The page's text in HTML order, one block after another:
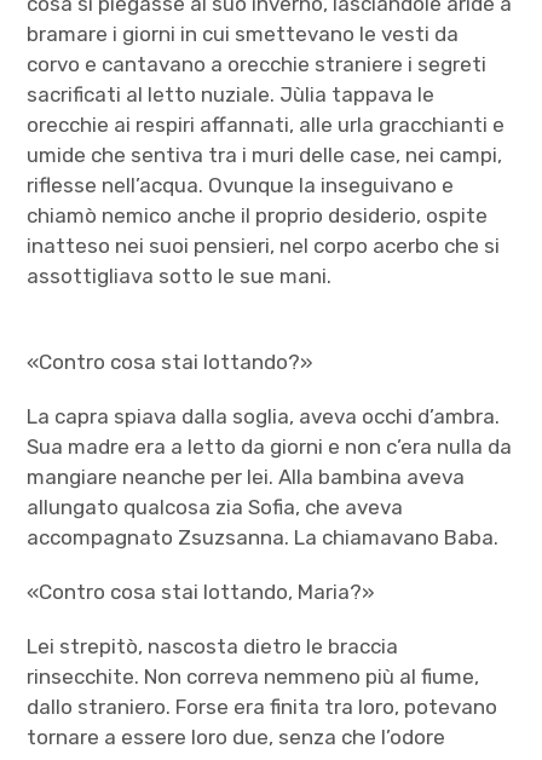
bramare i giorni in cui smettevano le vesti da
corvo e cantavano a orecchie straniere i segreti
sacrificati al letto nuziale. Jùlia tappava le
orecchie ai respiri affannati, alle urla gracchianti e
umide che sentiva tra i muri delle case, nei campi,
riflesse nell’acqua. Ovunque la inseguivano e
chiamò nemico anche il proprio desiderio, ospite
inatteso nei suoi pensieri, nel corpo acerbo che si
assottigliava sotto le sue mani.
«Contro cosa stai lottando?»
La capra spiava dalla soglia, aveva occhi d’ambra.
Sua madre era a letto da giorni e non c’era nulla da
mangiare neanche per lei. Alla bambina aveva
allungato qualcosa zia Sofia, che aveva
accompagnato Zsuzsanna. La chiamavano Baba.
«Contro cosa stai lottando, Maria?»
Lei strepitò, nascosta dietro le braccia
rinsecchite. Non correva nemmeno più al fiume,
dallo straniero. Forse era finita tra loro, potevano
tornare a essere loro due, senza che l’odore